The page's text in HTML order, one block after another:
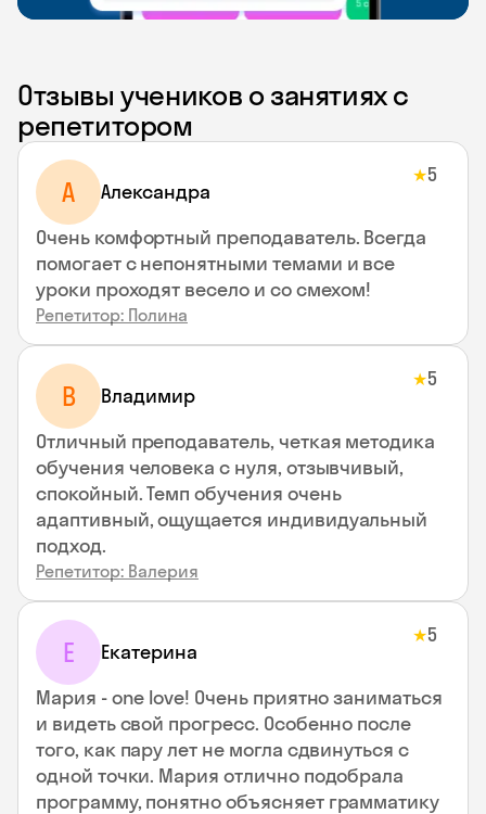
Отзывы учеников о занятиях с
репетитором
A Aлександра
★5
Очень комфортный преподаватель. Всегда
помогает с непонятными темами и все
уроки проходят весело и со смехом!
Репетитор: Полина
В Владимир
★5
Отличный преподаватель, четкая методика
обучения человека с нуля, отзывчивый,
спокойный. Темп обучения очень
адаптивный, ощущается индивидуальный
подход.
Репетитор: Валерия
Е Екатерина
★5
Мария - one love! Очень приятно заниматься
и видеть свой прогресс. Особенно после
того, как пару лет не могла сдвинуться с
одной точки. Мария отлично подобрала
программу, понятно объясняет грамматику